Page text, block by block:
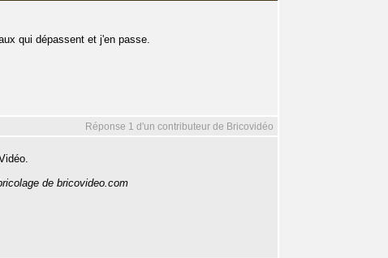
qui dépassent et j'en passe.
Réponse 1 d'un contributeur de Bricovidéo
de bricovideo.com